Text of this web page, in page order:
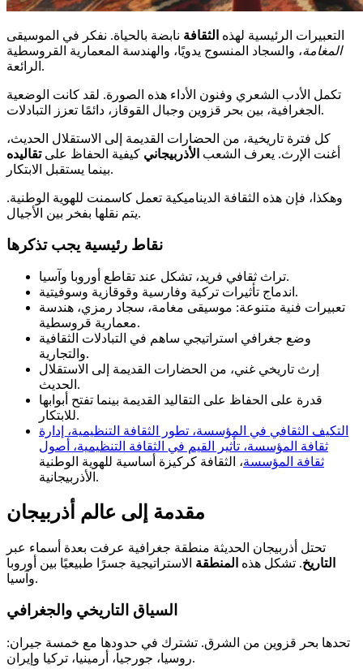
التعبيرات الرئيسية لهذه الثقافة نابضة بالحياة. نفكر في الموسيقى
المغامة، والسجاد المنسوج يدويًا، والهندسة المعمارية القروسطية
الرائعة.
تكمل الأدب الشعري وفنون الأداء هذه الصورة. لقد كانت الوضعية
الجغرافية، بين بحر قزوين وجبال القوقاز، دائمًا تعزز التبادلات.
كل فترة تاريخية، من الحضارات القديمة إلى الاستقلال الحديث،
أغنت الإرث. يعرف الشعب الأذربيجاني كيفية الحفاظ علىتقاليده
بينما يستقبل الابتكار.
وهكذا، فإن هذه الثقافة الديناميكية تعمل كاسمنت للهوية الوطنية.
يتم نقلها بفخر بين الأجيال.
نقاط رئيسية يجب تذكرها
تراث ثقافي فريد، تشكل عند تقاطع أوروبا وآسيا.
اندماج تأثيرات تركية وفارسية وقوقازية وسوفيتية.
تعبيرات فنية متنوعة: موسيقى مغامة، سجاد رمزي، هندسة
معمارية قروسطية.
وضع جغرافي استراتيجي ساهم في التبادلات الثقافية
والتجارية.
إرث تاريخي غني، من الحضارات القديمة إلى الاستقلال
الحديث.
قدرة على الحفاظ على التقاليد القديمة بينما تفتح أبوابها
للابتكار.
التكيف الثقافي في المؤسسة، تطور الثقافة التنظيمية، إدارة
ثقافة المؤسسة، تأثير القيم في الثقافة التنظيمية، أصول
ثقافة المؤسسة، الثقافة كركيزة أساسية للهوية الوطنية
الأذربيجانية.
مقدمة إلى عالم أذربيجان
تحتل أذربيجان الحديثة منطقة جغرافية عرفت بعدة أسماء عبر
التاريخ. تشكل هذه المنطقة الاستراتيجية جسرًا طبيعيًا بين أوروبا
وآسيا.
السياق التاريخي والجغرافي
تحدها بحر قزوين من الشرق. تشترك في حدودها مع خمسة جيران:
روسيا، جورجيا، أرمينيا، تركيا وإيران.